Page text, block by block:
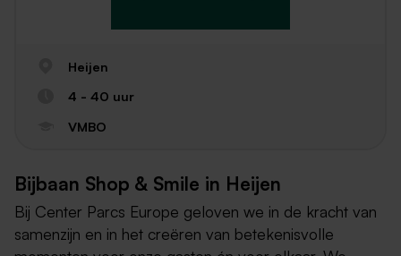
Heijen
4 - 40 uur
VMBO
Bijbaan Shop & Smile in Heijen
Bij Center Parcs Europe geloven we in de kracht van
samenzijn en in het creëren van betekenisvolle